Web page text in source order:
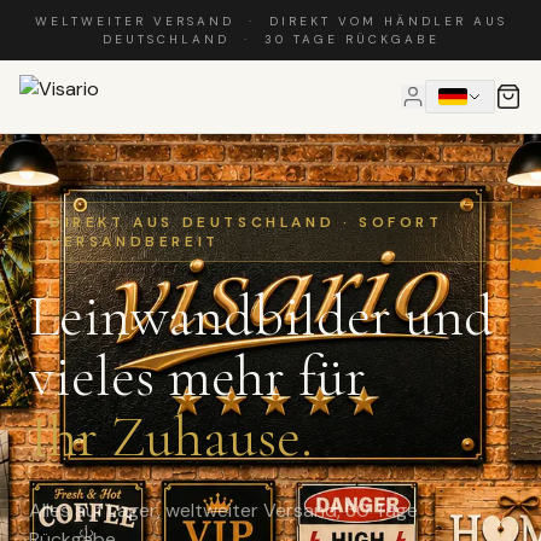
WELTWEITER VERSAND · DIREKT VOM HÄNDLER AUS
DEUTSCHLAND · 30 TAGE RÜCKGABE
DIREKT AUS DEUTSCHLAND · SOFORT
VERSANDBEREIT
Leinwandbilder und
vieles mehr für
Ihr Zuhause.
Alles auf Lager, weltweiter Versand, 30 Tage